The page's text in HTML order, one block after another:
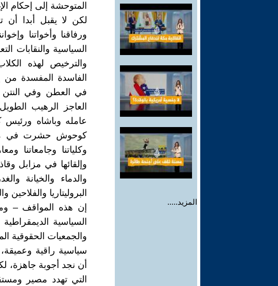
المزيد.....
المتوحشة إلى إحكام
لكن لا يقبل أبدا أن
ورفاقنا وأخواتنا
السياسية والنقابات
والترخيص لهذه
الفاسدة المفسدة من
في العطن وفي
العاجز الرهيب
عامله وباشاه ورئيس
كوحوش حشرت في
وكلياتنا وجامعاتنا
وإلقائها في مزابل
والدماء والخيانة
البروليتاريا
إن هذه المواقف –
السياسية
والجمعيات الحقوقية
سياسية راقية
أن نجد أجوبة جاهزة،
التي تهدد مصير